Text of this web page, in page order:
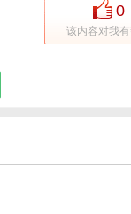
0
该内容对我